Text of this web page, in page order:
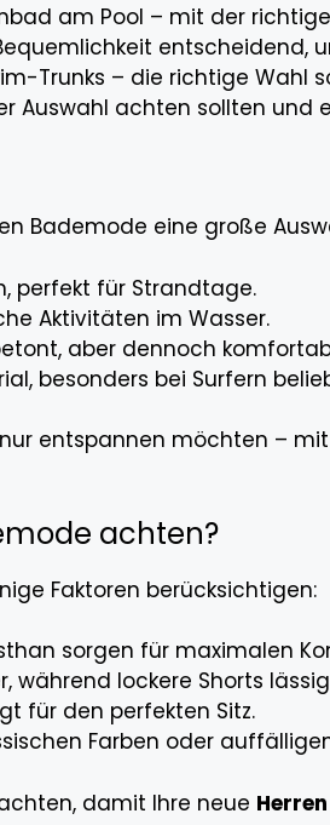
am Pool – mit der
entscheidend,
Trunks – die richtige
Auswahl achten sollten
Bademode eine große
perfekt für Strandtage.
Aktivitäten im Wasser.
aber dennoch
besonders bei Surfern
entspannen möchten –
achten?
Faktoren berücksichtigen:
sorgen für maximalen
während lockere Shorts
für den perfekten Sitz.
Farben oder
damit Ihre neue